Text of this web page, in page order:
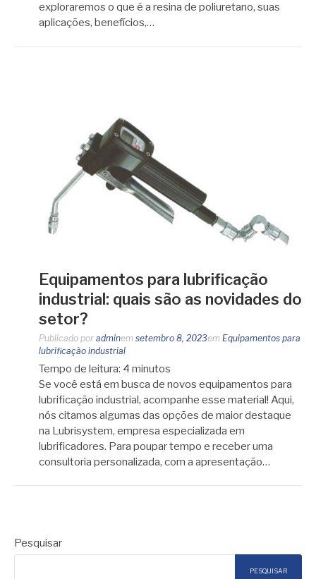
exploraremos o que é a resina de poliuretano, suas
aplicações, benefícios,…
Equipamentos para lubrificação
industrial: quais são as novidades do
setor?
Publicado por adminem setembro 8, 2023em Equipamentos para
lubrificação industrial
Tempo de leitura: 4 minutos
Se você está em busca de novos equipamentos para
lubrificação industrial, acompanhe esse material! Aqui,
nós citamos algumas das opções de maior destaque
na Lubrisystem, empresa especializada em
lubrificadores. Para poupar tempo e receber uma
consultoria personalizada, com a apresentação…
Pesquisar
PESQUISAR